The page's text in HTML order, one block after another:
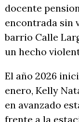
docente
encontrada sin
barrio Calle
un hecho
El año 2026
enero, Kelly
en avanzado
frente a la